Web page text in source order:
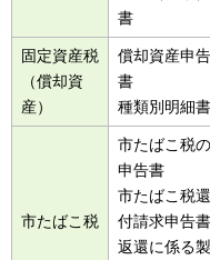
書
固定資産税
（償却資
産）
償却資産申告
書
種類別明細書
市たばこ税
市たばこ税の
申告書
市たばこ税還
付請求申告書
返還に係る製